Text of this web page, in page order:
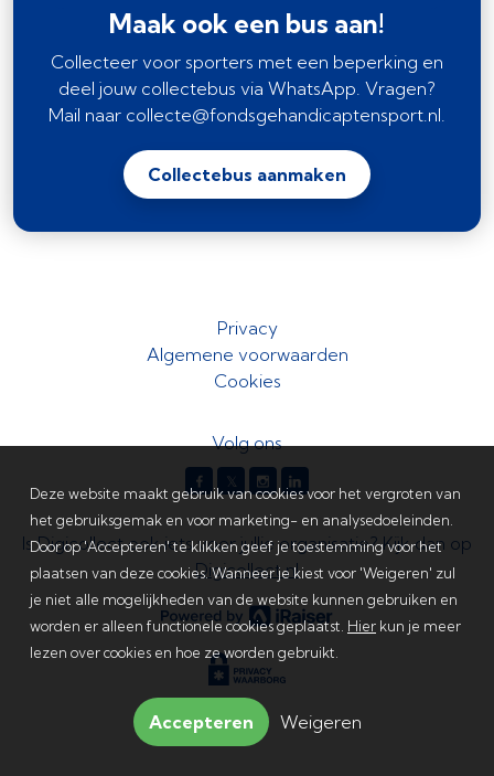
Maak ook een bus aan!
Collecteer voor sporters met een beperking en
deel jouw collectebus via WhatsApp. Vragen?
Mail naar collecte@fondsgehandicaptensport.nl.
Collectebus aanmaken
Privacy
Algemene voorwaarden
Cookies
Volg ons
𝕏
Is Digicollect ook iets voor jullie organisatie? Kijk dan op
Digicollect.nl
Deze website maakt gebruik van cookies voor het vergroten van
het gebruiksgemak en voor marketing- en analysedoeleinden.
Door op 'Accepteren' te klikken geef je toestemming voor het
plaatsen van deze cookies. Wanneer je kiest voor 'Weigeren' zul
je niet alle mogelijkheden van de website kunnen gebruiken en
worden er alleen functionele cookies geplaatst. Hier kun je meer
lezen over cookies en hoe ze worden gebruikt.
Accepteren Weigeren